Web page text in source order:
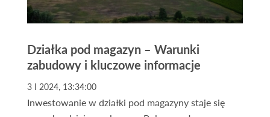
Działka pod magazyn – Warunki
zabudowy i kluczowe informacje
3 I 2024, 13:34:00
Inwestowanie w działki pod magazyny staje się